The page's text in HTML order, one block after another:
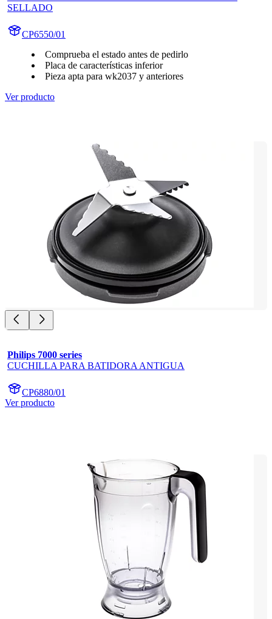
SELLADO
CP6550/01
Comprueba el estado antes de pedirlo
Placa de características inferior
Pieza apta para wk2037 y anteriores
Ver producto
Philips 7000 series
CUCHILLA PARA BATIDORA ANTIGUA
CP6880/01
Ver producto